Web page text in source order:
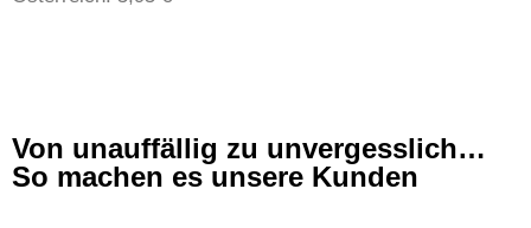
Von unauffällig zu unvergesslich…
So machen es unsere Kunden